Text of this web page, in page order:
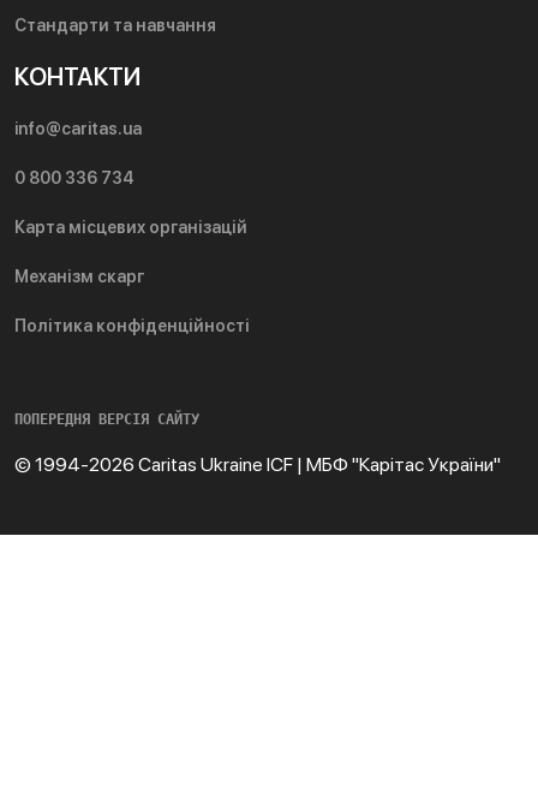
Стандарти та навчання
КОНТАКТИ
info@caritas.ua
0 800 336 734
Карта місцевих організацій
Механізм скарг
Політика конфіденційності
ПОПЕРЕДНЯ ВЕРСІЯ САЙТУ
© 1994-2026 Caritas Ukraine ICF | МБФ "Карітас України"